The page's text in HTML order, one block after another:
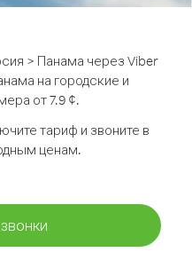
> Панама через Viber
на городские и
от 7.9 ¢.
тариф и звоните в
ценам.